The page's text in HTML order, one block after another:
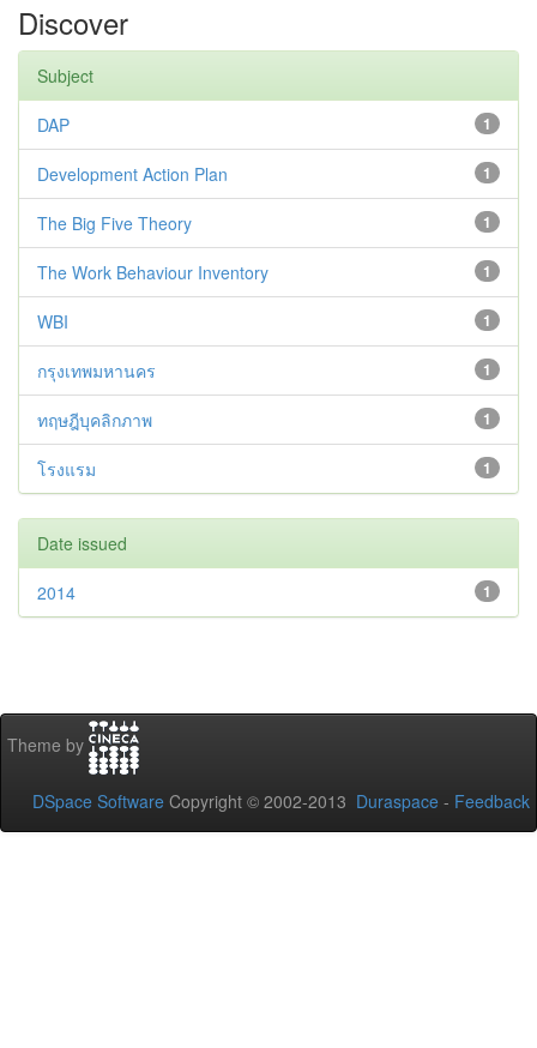
Discover
Subject
1
DAP
1
Development Action Plan
1
The Big Five Theory
1
The Work Behaviour Inventory
1
WBI
1
กรุงเทพมหานคร
1
ทฤษฎีบุคลิกภาพ
1
โรงแรม
Date issued
1
2014
Theme by
DSpace Software Copyright © 2002-2013 Duraspace - Feedback